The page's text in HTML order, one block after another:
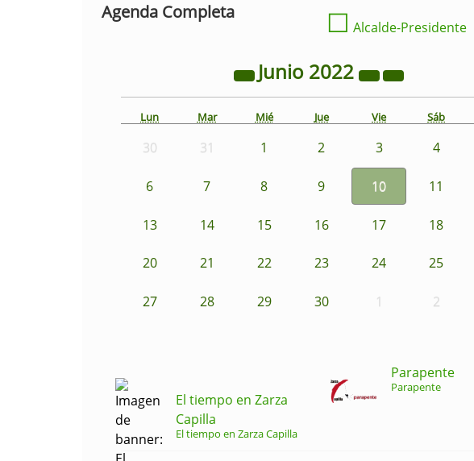
Agenda Completa ☐ Alcalde-Presidente
Junio 2022
Lun Mar Mié Jue Vie Sáb
30 31 1 2 3 4
6 7 8 9 10 11
13 14 15 16 17 18
20 21 22 23 24 25
27 28 29 30 1 2
El tiempo en Zarza
Capilla
El tiempo en Zarza Capilla
Parapente
Parapente